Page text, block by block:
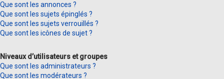
Que sont les annonces ?
Que sont les sujets épinglés ?
Que sont les sujets verrouillés ?
Que sont les icônes de sujet ?
Niveaux d’utilisateurs et groupes
Que sont les administrateurs ?
Que sont les modérateurs ?